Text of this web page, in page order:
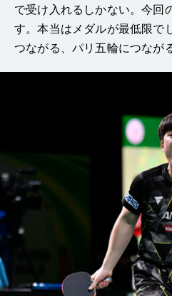
で受け入れるしかない。今回
す。本当はメダルが最低限で
つながる、パリ五輪につなが